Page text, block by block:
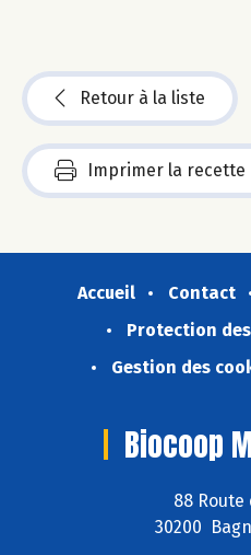
Retour à la liste
Imprimer la recette
Accueil Contact
Protection
Gestion des
Biocoop
88 Route
30200